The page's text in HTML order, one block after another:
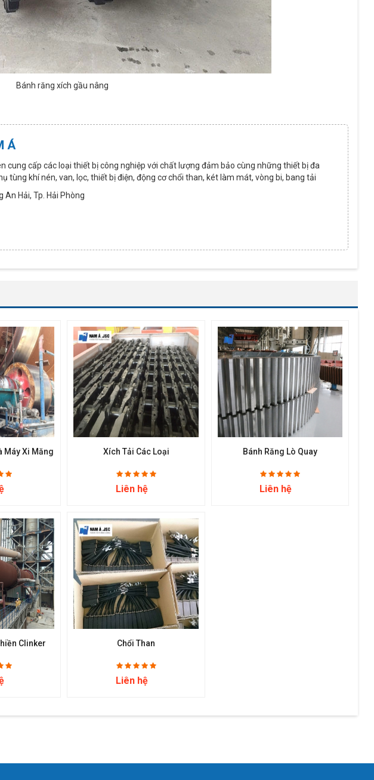
Bánh răng xích gầu nâng
Á
cung cấp các loại thiết bị công nghiệp với chất lượng đảm bảo cùng những thiết bị đa
tùng khí nén, van, lọc, thiết bị điện, động cơ chổi than, két làm mát, vòng bi, bang tải
An Hải, Tp. Hải Phòng
Máy Xi Măng Xích Tải Các Loại
Liên hệ
Bánh Răng Lò Quay
Liên hệ
Clinker Chổi Than
Liên hệ